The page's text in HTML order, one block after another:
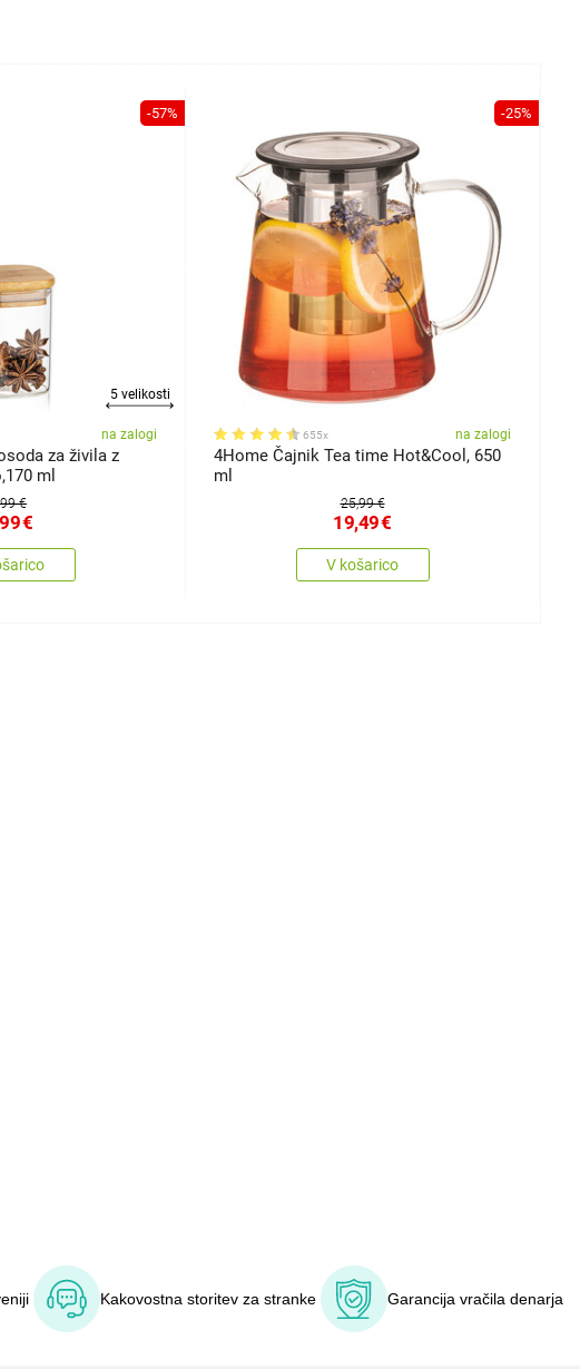
-57%
5 velikosti
na zalogi
za živila z
ml
€
€
-25%
655x na zalogi
4Home Čajnik Tea time Hot&Cool, 650
ml
25,99 €
19,49€
V košarico
Kakovostna storitev za stranke Garancija vračila denarja